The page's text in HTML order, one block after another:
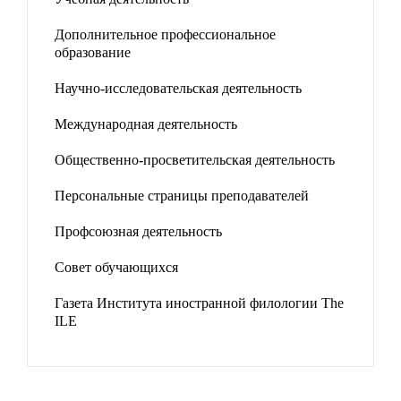
Дополнительное профессиональное
образование
Научно-исследовательская деятельность
Международная деятельность
Общественно-просветительская деятельность
Персональные страницы преподавателей
Профсоюзная деятельность
Совет обучающихся
Газета Института иностранной филологии The
ILE